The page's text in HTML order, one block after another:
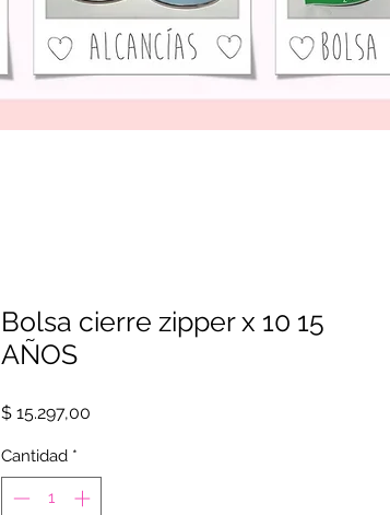
Bolsa cierre zipper x 10 15
AÑOS
$ 15.297,00
Cantidad *